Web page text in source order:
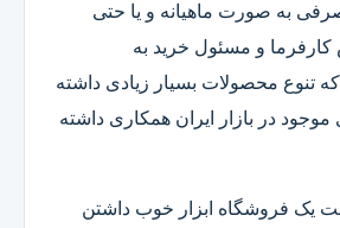
به صورت ماهیانه و یا حتی
و مسئول خرید به
تنوع محصولات بسیار زیادی داشته
موجود در بازار ایران همکاری داشته
یک فروشگاه ابزار خوب داشتن